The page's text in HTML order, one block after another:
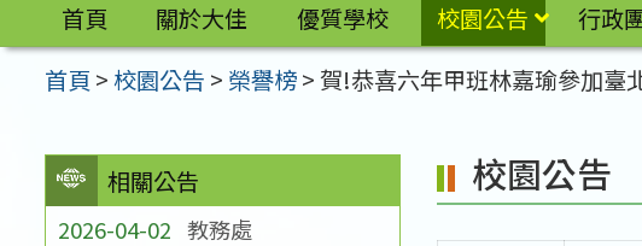
區
首頁 關於大佳 優質學校 校園公告 行政
首頁 >校園公告 > 榮譽榜> 賀!恭喜六年甲班林嘉瑜參加臺
相關公告
2026-04-02 教務處
校園公告